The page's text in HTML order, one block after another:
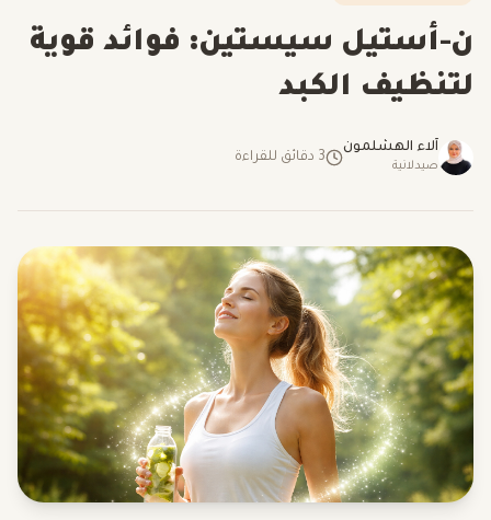
ن-أستيل سيستين: فوائد قوية
لتنظيف الكبد
آلاء الهشلمون
صيدلانية
3 دقائق للقراءة